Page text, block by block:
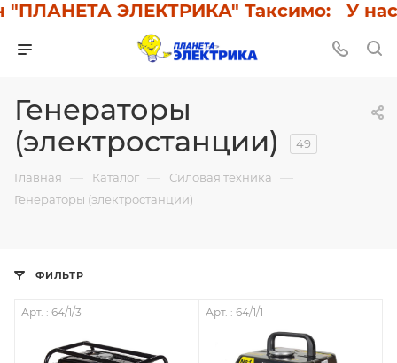
ЭЛЕКТРИКА" Таксимо: У нас
Генераторы
(электростанции)
49
Главная — Каталог — Силовая техника —
Генераторы (электростанции)
ФИЛЬТР
Арт. : 64/1/3 Арт. : 64/1/1